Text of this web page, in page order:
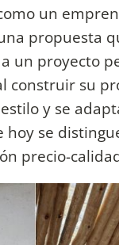
un
propuesta
un proyecto
su
y se
se
precio-